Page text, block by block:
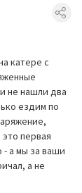
катере с
не нашли два
ездим по
первая
- а мы за ваши
а не